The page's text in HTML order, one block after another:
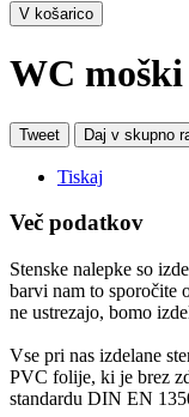
V košarico
WC moški
Tweet Daj v skupno
Tiskaj
Več podatkov
Stenske nalepke so
barvi nam to sporočite
ne ustrezajo, bomo
Vse pri nas izdelane
PVC folije, ki je brez
standardu DIN EN